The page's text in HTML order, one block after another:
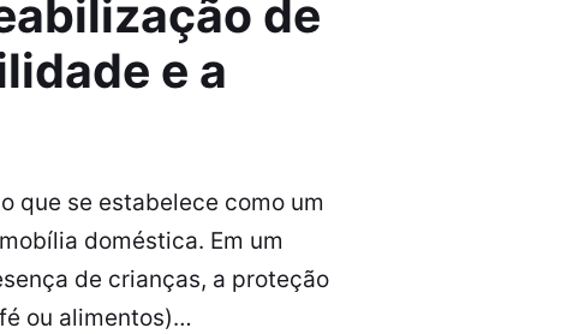
de
e a
que se estabelece como um
doméstica. Em um
de crianças, a proteção
ou alimentos)…